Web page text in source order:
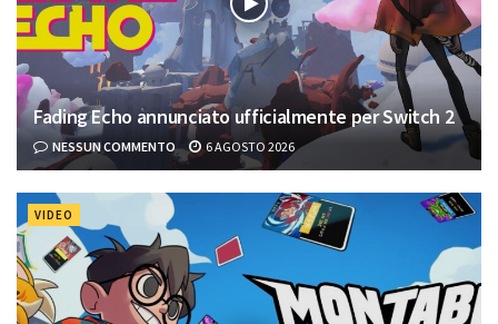
Fading Echo annunciato ufficialmente per Switch 2
NESSUN COMMENTO 6 AGOSTO 2026
VIDEO